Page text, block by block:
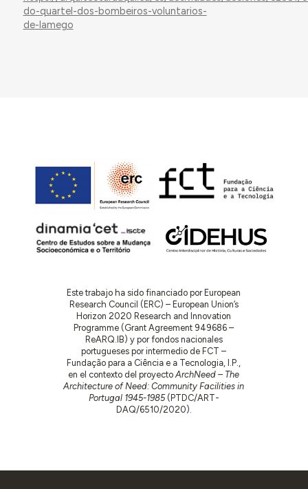
do-quartel-dos-bombeiros-voluntarios-
de-lamego
Este trabajo ha sido financiado por European
Research Council (ERC) – European Union’s
Horizon 2020 Research and Innovation
Programme (Grant Agreement 949686 –
ReARQ.IB) y por fondos nacionales
portugueses por intermedio de FCT –
Fundação para a Ciência e a Tecnologia, I.P.,
en el contexto del proyectoArchNeed – The
Architecture of Need: Community Facilities in
Portugal 1945-1985(PTDC/ART-
DAQ/6510/2020).